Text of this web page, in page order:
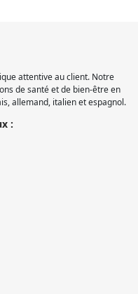
attentive au client. Notre
de santé et de bien-être en
allemand, italien et espagnol.
: